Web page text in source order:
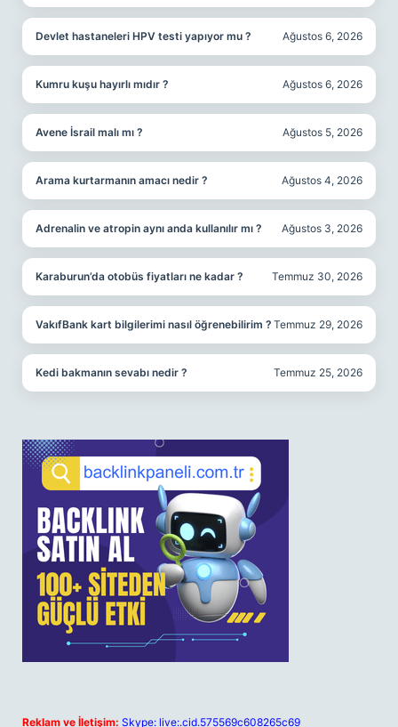
Devlet hastaneleri HPV testi yapıyor mu ? Ağustos 6, 2026
Kumru kuşu hayırlı mıdır ? Ağustos 6, 2026
Avene İsrail malı mı ? Ağustos 5, 2026
Arama kurtarmanın amacı nedir ? Ağustos 4, 2026
Adrenalin ve atropin aynı anda kullanılır mı ? Ağustos 3, 2026
Karaburun’da otobüs fiyatları ne kadar ? Temmuz 30, 2026
VakıfBank kart bilgilerimi nasıl öğrenebilirim ? Temmuz 29, 2026
Kedi bakmanın sevabı nedir ? Temmuz 25, 2026
Reklam ve İletişim: Skype: live:.cid.575569c608265c69